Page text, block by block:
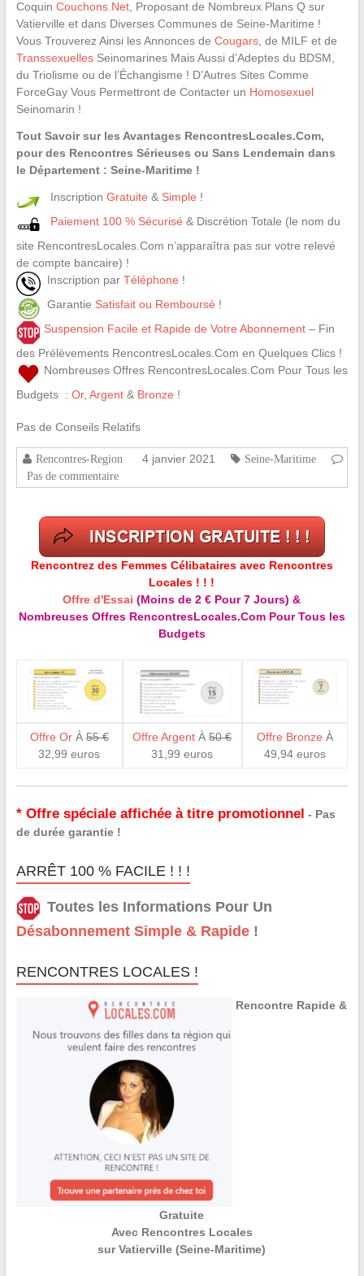
Coquin Couchons.Net, Proposant de Nombreux Plans Q sur
Vatierville et dans Diverses Communes de Seine-Maritime !
Vous Trouverez Ainsi les Annonces de Cougars, de MILF et de
TranssexuellesSeinomarines Mais Aussi d’Adeptes du BDSM,
du Triolisme ou de l’Échangisme ! D’Autres Sites Comme
ForceGay Vous Permettront de Contacter un Homosexuel
Seinomarin !
Tout Savoir sur les Avantages RencontresLocales.Com,
pour des Rencontres Sérieuses ou Sans Lendemain dans
le Département : Seine-Maritime !
Inscription Gratuite & Simple !
Paiement 100 % Sécurisé & Discrétion Totale (le nom du
site RencontresLocales.Com n’apparaîtra pas sur votre relevé
de compte bancaire) !
Inscription par Téléphone !
Garantie Satisfait ou Remboursé !
Suspension Facile et Rapide de Votre Abonnement– Fin
des Prélèvements RencontresLocales.Com en Quelques Clics !
Nombreuses Offres RencontresLocales.Com Pour Tous les
Budgets : Or, Argent& Bronze !
Pas de Conseils Relatifs
Rencontres-Region 4 janvier 2021
Seine-Maritime
Pas de commentaire
Rencontrez des Femmes Célibataires avec Rencontres
Locales ! ! !
Offre d'Essai (Moins de 2 € Pour 7 Jours) &
Nombreuses Offres RencontresLocales.Com Pour Tous les
Budgets
Offre OrÀ 55 €
32,99 euros
Offre Argent À50 €
31,99 euros
Offre Bronze À
49,94 euros
* Offre spéciale affichée à titre promotionnel - Pas
de durée garantie !
ARRÊT 100 % FACILE ! ! !
Toutes les Informations Pour Un
Désabonnement Simple & Rapide!
RENCONTRES LOCALES !
Rencontre Rapide &
Gratuite
Avec Rencontres Locales
sur Vatierville (Seine-Maritime)